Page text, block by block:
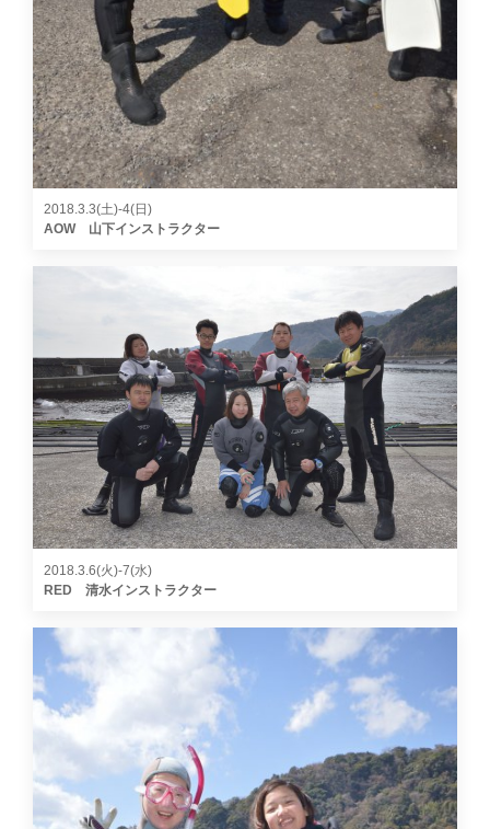
2018.3.3(土)-4(日)
AOW 山下インストラクター
2018.3.6(火)-7(水)
RED 清水インストラクター